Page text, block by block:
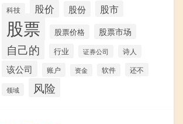
科技 股价 股份 股市
股票 股票价格 股票市场
自己的 行业 证券公司 诗人
该公司 账户 资金 软件 还不
领域 风险